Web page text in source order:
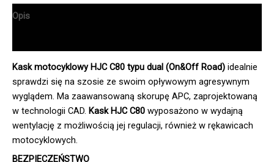
Opis
Kask motocyklowy HJC C80 typu dual (On&Off Road) idealnie
sprawdzi się na szosie ze swoim opływowym agresywnym
wyglądem. Ma zaawansowaną skorupę APC, zaprojektowaną
w technologii CAD. Kask HJC C80 wyposażono w wydajną
wentylację z możliwością jej regulacji, również w rękawicach
motocyklowych.
BEZPIECZEŃSTWO